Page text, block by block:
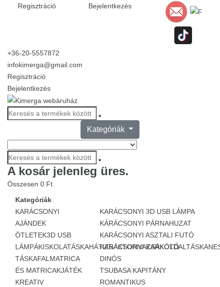
Regisztráció Bejelentkezés
+36-20-5557872
infokimerga@gmail.com
Regisztráció
Bejelentkezés
Kategóriák
A kosár jelenleg üres.
Összesen 0 Ft
Kategóriák
KARÁCSONYI
AJÁNDEK
ÖTLETEK3D USB
LÁMPÁKISKOLATÁSKAHÁTIZSÁKTORNAZSÁKOLDALTÁSKA
TÁSKAFALMATRICA
ÉS MATRICAKJÁTÉK
KREATIV
KARÁCSONYI 3D USB LÁMPA
KÁRÁCSONYI PÁRNAHUZAT
KARÁCSONYI ASZTALI FUTÓ
KARÁCSONYI KARKÖTŐ
DINÓS
TSUBASA KAPITÁNY
ROMANTIKUS